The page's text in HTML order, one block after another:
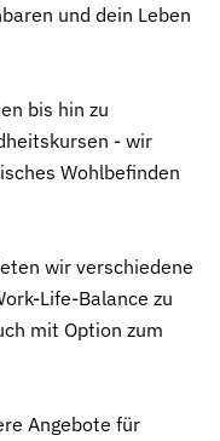
und dein Leben
bis hin zu
- wir
Wohlbefinden
wir verschiedene
Life-Balance zu
mit Option zum
Angebote für